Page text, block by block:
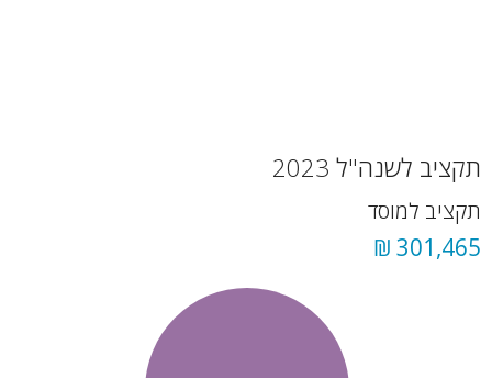
תקציב לשנה"ל 2023
תקציב למוסד
301,465 ₪